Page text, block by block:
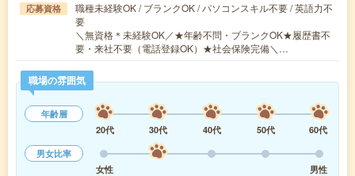
応募資格
職種未経験OK / ブランクOK / パソコンスキル不要 / 英語力不
要
＼無資格＊未経験OK／★年齢不問・ブランクOK★履歴書不
要・来社不要（電話登録OK）★社会保険完備＼…
職場の雰囲気
年齢層
20代
30代 40代 50代
60代
男女比率
女性
男性